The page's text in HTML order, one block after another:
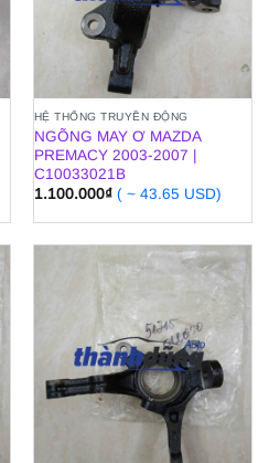
HỆ THỐNG TRUYỀN ĐỘNG
NGÕNG MAY Ơ MAZDA
PREMACY 2003-2007 |
C10033021B
1.100.000₫ ( ~ 43.65 USD)